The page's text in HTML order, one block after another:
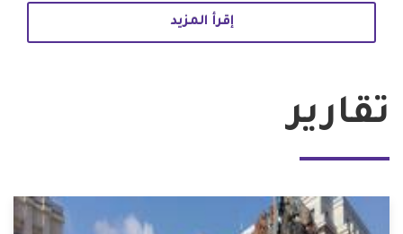
إقرأ المزيد
تقارير